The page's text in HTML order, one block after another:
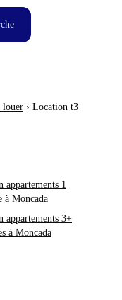
louer › Location t3
appartements 1
à Moncada
appartements 3+
à Moncada